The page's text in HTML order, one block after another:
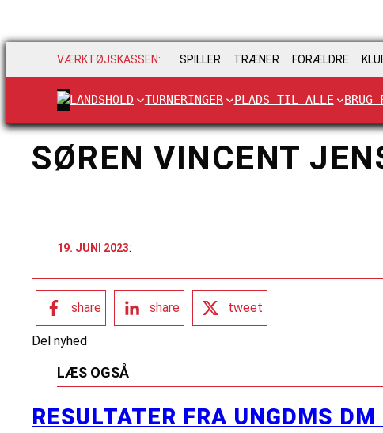
VÆRKTØJSKASSEN: SPILLER TRÆNER FORÆLDRE
LANDSHOLD TURNERINGER PLADS TIL ALLE BRUG
SØREN VINCENT
19. JUNI 2023:
share share tweet
Del nyhed
LÆS OGSÅ
RESULTATER FRA UNGDMS